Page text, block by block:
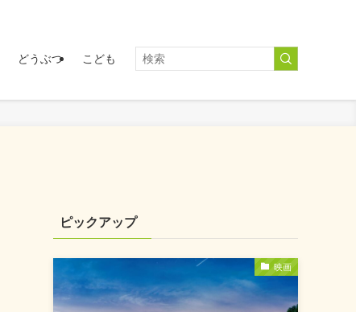
どうぶつ こども
ピックアップ
映画